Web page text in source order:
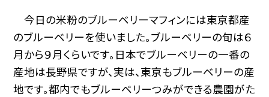
今日の米粉のブルーベリーマフィンには東京都産
のブルーベリーを使いました。ブルーベリーの旬は６
月から９月くらいです。日本でブルーベリーの一番の
産地は長野県ですが、実は、東京もブルーベリーの産
地です。都内でもブルーベリーつみができる農園がた